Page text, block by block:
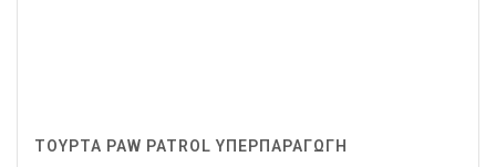
ΤΟΥΡΤΑ PAW PATROL ΥΠΕΡΠΑΡΑΓΩΓΗ